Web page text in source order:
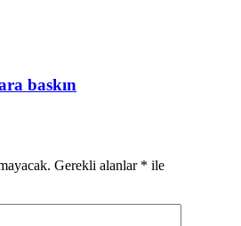
baskın
Gerekli alanlar * ile